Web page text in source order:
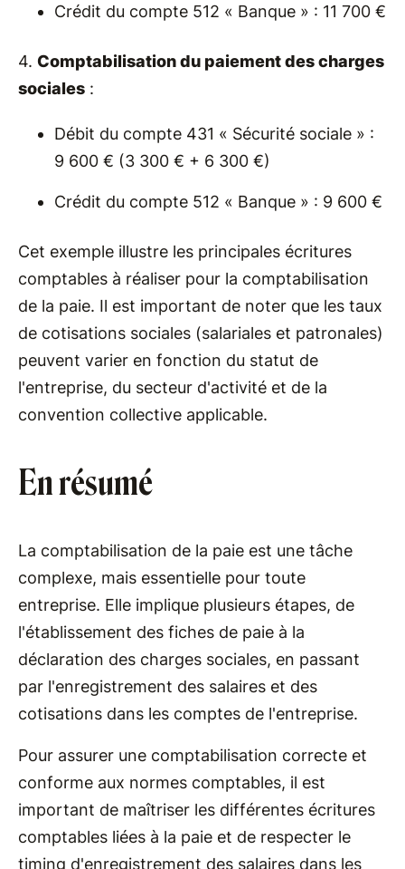
Crédit du compte 512 « Banque » : 11 700 €
4. Comptabilisation du paiement des charges
sociales :
Débit du compte 431 « Sécurité sociale » :
9 600 € (3 300 € + 6 300 €)
Crédit du compte 512 « Banque » : 9 600 €
Cet exemple illustre les principales écritures
comptables à réaliser pour la comptabilisation
de la paie. Il est important de noter que les taux
de cotisations sociales (salariales et patronales)
peuvent varier en fonction du statut de
l'entreprise, du secteur d'activité et de la
convention collective applicable.
En résumé
La comptabilisation de la paie est une tâche
complexe, mais essentielle pour toute
entreprise. Elle implique plusieurs étapes, de
l'établissement des fiches de paie à la
déclaration des charges sociales, en passant
par l'enregistrement des salaires et des
cotisations dans les comptes de l'entreprise.
Pour assurer une comptabilisation correcte et
conforme aux normes comptables, il est
important de maîtriser les différentes écritures
comptables liées à la paie et de respecter le
timing d'enregistrement des salaires dans les